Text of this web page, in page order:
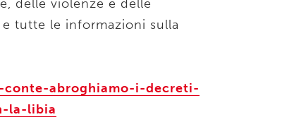
delle violenze e delle
tutte le informazioni sulla
abroghiamo-i-decreti-
la-libia